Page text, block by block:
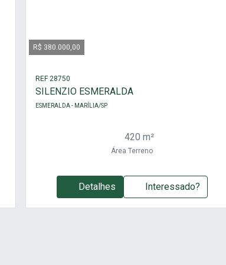
R$ 380.000,00
REF 28750
SILENZIO ESMERALDA
ESMERALDA - MARÍLIA/SP
420 m²
Área Terreno
Detalhes Interessado?